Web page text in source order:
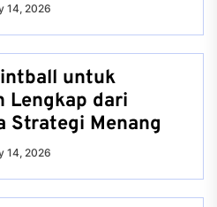
14, 2026
untuk
Lengkap dari
Strategi Menang
14, 2026